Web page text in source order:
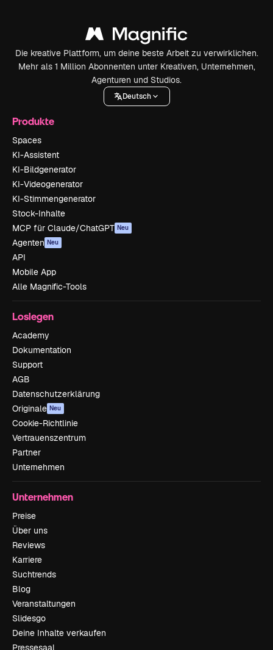
Die kreative Plattform, um deine beste Arbeit zu verwirklichen.
Mehr als 1 Million Abonnenten unter Kreativen, Unternehmen,
Agenturen und Studios.
Deutsch
Produkte
Spaces
KI-Assistent
KI-Bildgenerator
KI-Videogenerator
KI-Stimmengenerator
Stock-Inhalte
MCP für Claude/ChatGPT Neu
Agenten Neu
API
Mobile App
Alle Magnific-Tools
Loslegen
Academy
Dokumentation
Support
AGB
Datenschutzerklärung
Originale Neu
Cookie-Richtlinie
Vertrauenszentrum
Partner
Unternehmen
Unternehmen
Preise
Über uns
Reviews
Karriere
Suchtrends
Blog
Veranstaltungen
Slidesgo
Deine Inhalte verkaufen
Pressesaal